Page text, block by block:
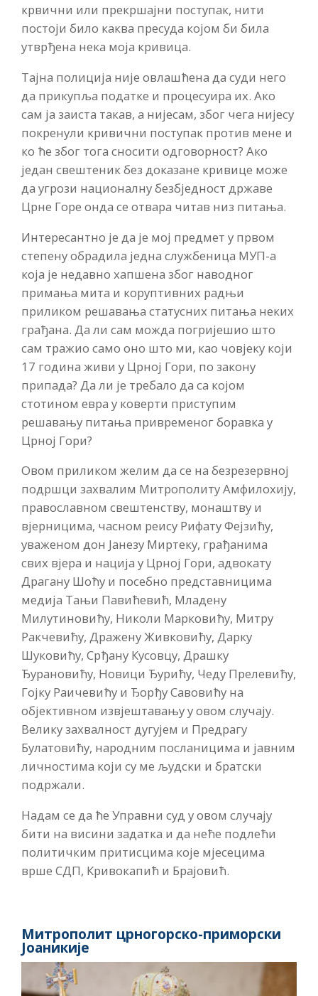
крвични или прекршајни поступак, нити
постоји било каква пресуда којом би била
утврђена нека моја кривица.
Тајна полиција није овлашћена да суди него
да прикупља податке и процесуира их. Ако
сам ја заиста такав, а нијесам, због чега нијесу
покренули кривични поступак против мене и
ко ће због тога сносити одговорност? Ако
један свештеник без доказане кривице може
да угрози националну безбједност државе
Црне Горе онда се отвара читав низ питања.
Интересантно је да је мој предмет у првом
степену обрадила једна службеница МУП-а
која је недавно хапшена због наводног
примања мита и коруптивних радњи
приликом решавања статусних питања неких
грађана. Да ли сам можда погријешио што
сам тражио само оно што ми, као човјеку који
17 година живи у Црној Гори, по закону
припада? Да ли је требало да са којом
стотином евра у коверти приступим
решавању питања привременог боравка у
Црној Гори?
Овом приликом желим да се на безрезервној
подршци захвалим Митрополиту Амфилохију,
православном свештенству, монаштву и
вјерницима, часном реису Рифату Фејзићу,
уваженом дон Јанезу Миртеку, грађанима
свих вјера и нација у Црној Гори, адвокату
Драгану Шоћу и посебно представницима
медија Тањи Павићевић, Младену
Милутиновићу, Николи Марковићу, Митру
Ракчевићу, Дражену Живковићу, Дарку
Шуковићу, Срђану Кусовцу, Драшку
Ђурановићу, Новици Ђурићу, Чеду Прелевићу,
Гојку Раичевићу и Ђорђу Савовићу на
објективном извјештавању у овом случају.
Велику захвалност дугујем и Предрагу
Булатовићу, народним посланицима и јавним
личностима који су ме људски и братски
подржали.
Надам се да ће Управни суд у овом случају
бити на висини задатка и да неће подлећи
политичким притисцима које мјесецима
врше СДП, Кривокапић и Брајовић.
Митрополит црногорско-приморски
Јоаникије